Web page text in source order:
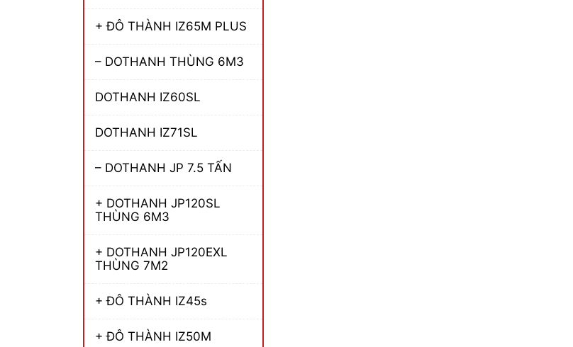
+ ĐÔ THÀNH IZ65M PLUS
– DOTHANH THÙNG 6M3
DOTHANH IZ60SL
DOTHANH IZ71SL
– DOTHANH JP 7.5 TẤN
+ DOTHANH JP120SL
THÙNG 6M3
+ DOTHANH JP120EXL
THÙNG 7M2
+ ĐÔ THÀNH IZ45s
+ ĐÔ THÀNH IZ50M